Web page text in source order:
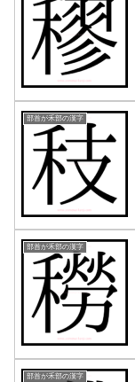
部首が禾部の漢字
部首が禾部の漢字
部首が禾部の漢字